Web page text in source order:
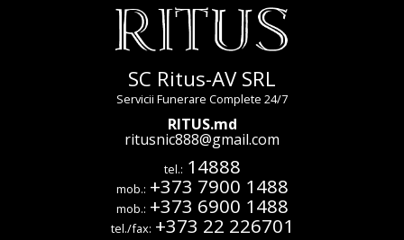
SC Ritus-AV SRL
Servicii Funerare Complete 24/7
RITUS.md
ritusnic888@gmail.com
tel.: 14888
mob.: +373 7900 1488
mob.: +373 6900 1488
tel./fax: +373 22 226701